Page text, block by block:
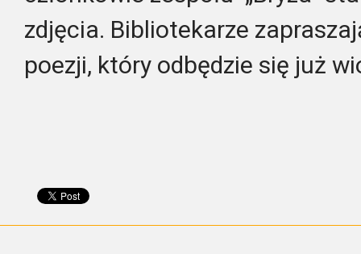
zdjęcia. Bibliotekarze
poezji, który odbędzie się już